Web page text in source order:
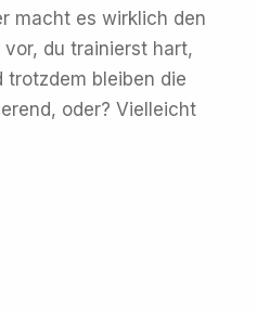
macht es wirklich den
du trainierst hart,
trotzdem bleiben die
oder? Vielleicht